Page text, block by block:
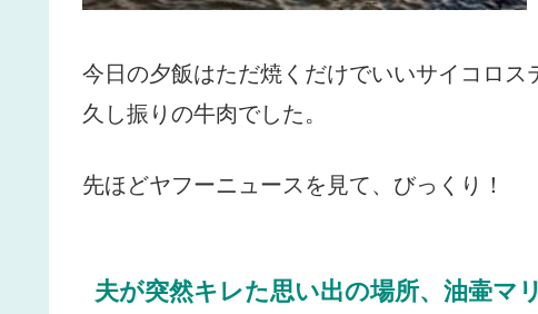
今日の夕飯はただ焼くだけでいいサイコロス
久し振りの牛肉でした。
先ほどヤフーニュースを見て、びっくり！
夫が突然キレた思い出の場所、油壷マ